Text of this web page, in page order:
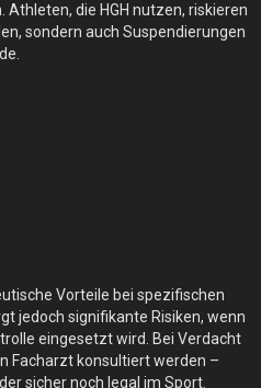
die HGH nutzen, riskieren
sondern auch Suspendierungen
Vorteile bei spezifischen
jedoch signifikante Risiken, wenn
eingesetzt wird. Bei Verdacht
Facharzt konsultiert werden –
sicher noch legal im Sport.